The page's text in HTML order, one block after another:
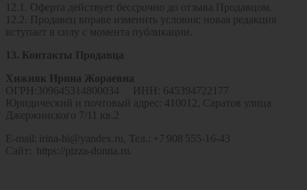
12.1. Оферта действует бессрочно до отзыва Продавцом.
12.2. Продавец вправе изменить условия; новая редакция
вступает в силу с момента публикации.
13. Контакты Продавца
Хижняк Ирина Жораевна
ОГРН:309645314800034 ИНН: 645394722177
Юридический и почтовый адрес: 410012, Саратов улица
Джержинского 7/11 кв.2
E‑mail: irina-hi@yandex.ru, Тел.: +7 908 555‑16‑43
Сайт: https://pizza-donna.ru.